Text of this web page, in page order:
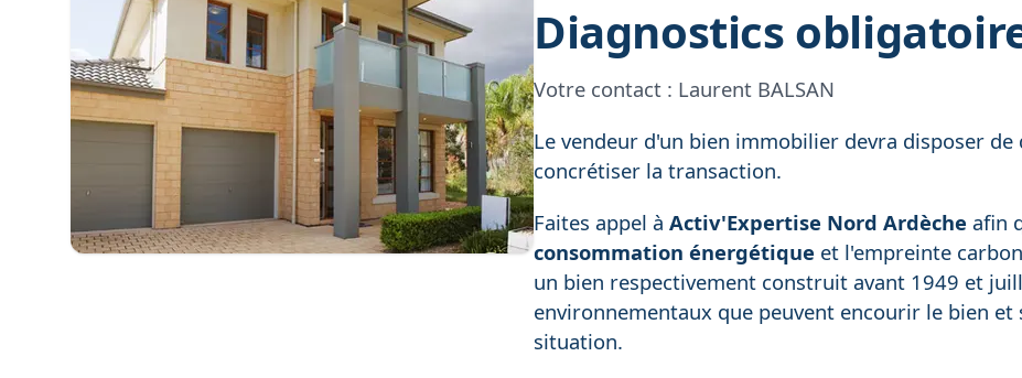
Diagnostics
Votre contact : Laurent BALSAN
Le vendeur d'un bien immobilier devra disposer de
concrétiser la transaction.
Faites appel à Activ'Expertise Nord Ardèche afin
consommation énergétique et l'empreinte
un bien respectivement construit avant 1949 et
environnementaux que peuvent encourir le bien et
situation.